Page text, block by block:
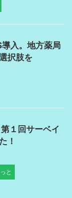
入。地方薬局
択肢を
１回サーベイ
！
と